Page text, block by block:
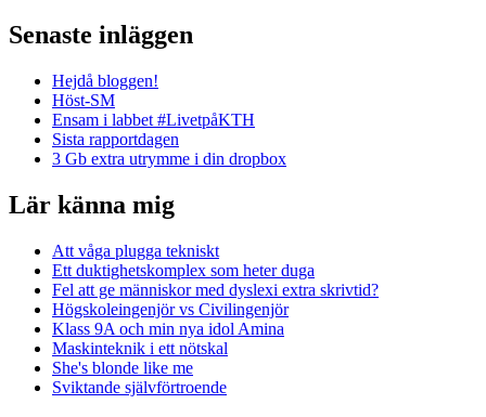
Senaste inläggen
Hejdå bloggen!
Höst-SM
Ensam i labbet #LivetpåKTH
Sista rapportdagen
3 Gb extra utrymme i din dropbox
Lär känna mig
Att våga plugga tekniskt
Ett duktighetskomplex som heter duga
Fel att ge människor med dyslexi extra skrivtid?
Högskoleingenjör vs Civilingenjör
Klass 9A och min nya idol Amina
Maskinteknik i ett nötskal
She's blonde like me
Sviktande självförtroende